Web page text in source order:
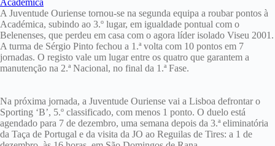
A Juventude Ouriense tornou-se na segunda equipa a roubar pontos à
Académica, subindo ao 3.º lugar, em igualdade pontual com o
Belenenses, que perdeu em casa com o agora líder isolado Viseu 2001.
A turma de Sérgio Pinto fechou a 1.ª volta com 10 pontos em 7
jornadas. O registo vale um lugar entre os quatro que garantem a
manutenção na 2.ª Nacional, no final da 1.ª Fase.
Na próxima jornada, a Juventude Ouriense vai a Lisboa defrontar o
Sporting ‘B’, 5.º classificado, com menos 1 ponto. O duelo está
agendado para 7 de dezembro, uma semana depois da 3.ª eliminatória
da Taça de Portugal e da visita da JO ao Reguilas de Tires: a 1 de